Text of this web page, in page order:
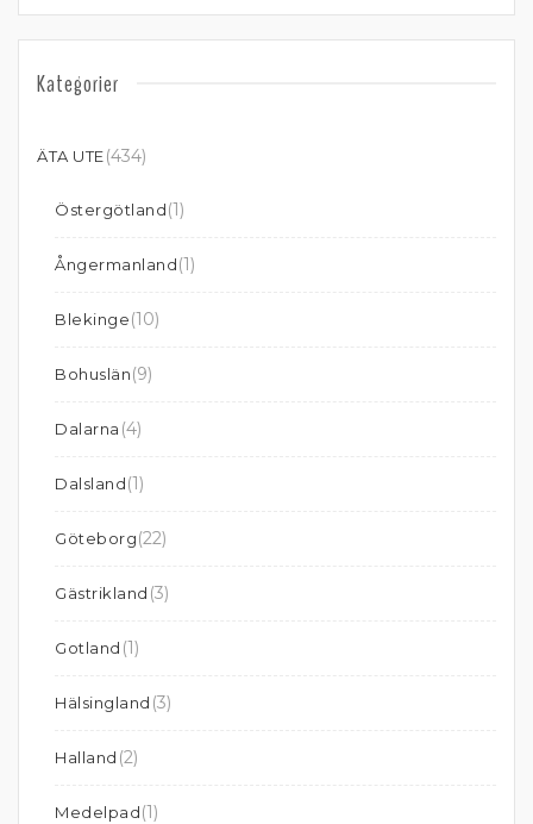
Kategorier
ÄTA UTE(434)
Östergötland(1)
Ångermanland(1)
Blekinge(10)
Bohuslän(9)
Dalarna (4)
Dalsland(1)
Göteborg(22)
Gästrikland (3)
Gotland (1)
Hälsingland (3)
Halland (2)
Medelpad(1)